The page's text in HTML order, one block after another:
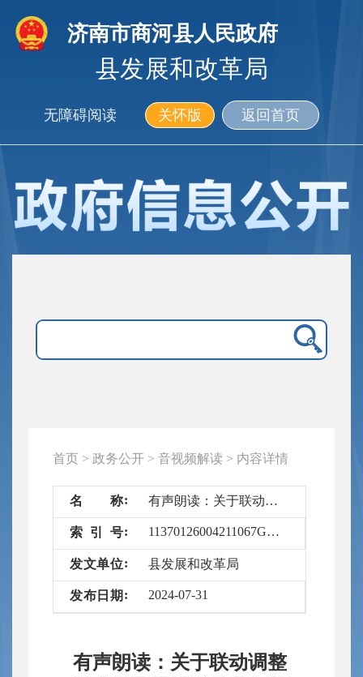
济南市商河县人民政府
县发展和改革局
无障碍阅读 关怀版 返回首页
首页 > 政务公开 > 音视频解读 > 内容详情
名 称 有声朗读：关于联动调整我县居民用管道天然气销售价格的通知
索 引 号 11370126004211067G/2024-6602523
发文单位 县发展和改革局
发布 日 期 2024-07-31
有声朗读：关于联动调整